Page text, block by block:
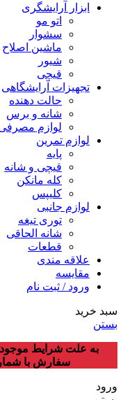
ابزار آرایشگری
اتو مو
سشوار
ماشین اصلاح
شیور
قیچی
تجهیزات آرایشگاهی
حالت دهنده
شانه و برس
لوازم
لوازم تمرین
پایه
قیچی و شانه
کله مانکن
کلیپس
لوازم جانبی
توری تیغه
شانه الحاقی
قطعات
علاقه مندی
مقایسه
ورود / ثبت نام
سبد خرید
بستن
به علت شرایط موجود
سفارش با
ورود